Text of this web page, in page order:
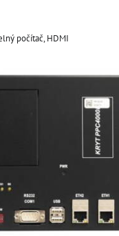
počítač, HDMI